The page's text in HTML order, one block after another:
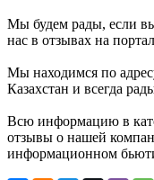
Мы будем рады, если
нас в отзывах на
Мы находимся по
Казахстан и всегда
Всю информацию в
отзывы о нашей
информационном